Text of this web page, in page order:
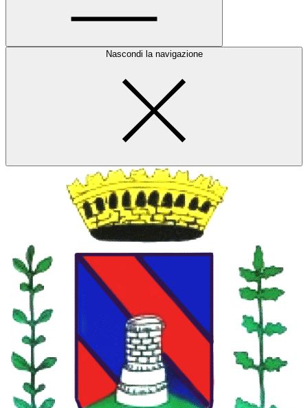
Nascondi la navigazione